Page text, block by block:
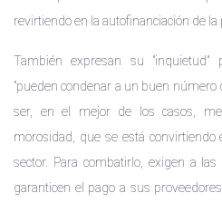
revirtiendo en la autofinanciación de la
También expresan su "inquietud"
"pueden condenar a un buen
ser, en el mejor de los casos,
morosidad, que se está convirtiendo
sector. Para combatirlo, exigen a
garanticen el pago a sus